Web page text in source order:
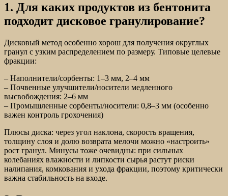
1. Для каких продуктов из бентонита
подходит дисковое гранулирование?
Дисковый метод особенно хорош для получения округлых
гранул с узким распределением по размеру. Типовые целевые
фракции:
– Наполнители/сорбенты: 1–3 мм, 2–4 мм
– Почвенные улучшители/носители медленного
высвобождения: 2–6 мм
– Промышленные сорбенты/носители: 0,8–3 мм (особенно
важен контроль грохочения)
Плюсы диска: через угол наклона, скорость вращения,
толщину слоя и долю возврата мелочи можно «настроить»
рост гранул. Минусы тоже очевидны: при сильных
колебаниях влажности и липкости сырья растут риски
налипания, комкования и ухода фракции, поэтому критически
важна стабильность на входе.